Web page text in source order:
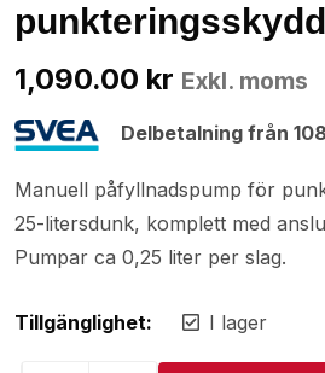
Delbetalning från
1,090.00 kr Exkl. moms
Manuell påfyllnadspump för
25-litersdunk, komplett med
Pumpar ca 0,25 liter per slag.
Tillgänglighet: I lager